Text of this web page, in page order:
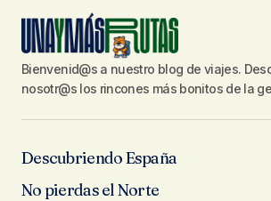
Bienvenid@s a nuestro blog de viajes.
nosotr@s los rincones más bonitos de la
Descubriendo España
No pierdas el Norte